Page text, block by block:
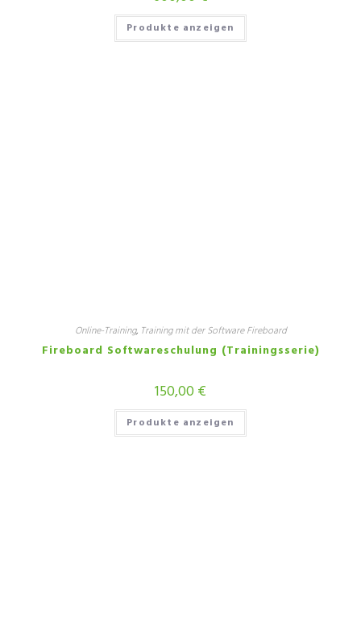
Produkte anzeigen
Online-Training, Training mit der Software Fireboard
Fireboard Softwareschulung (Trainingsserie)
150,00€
Produkte anzeigen